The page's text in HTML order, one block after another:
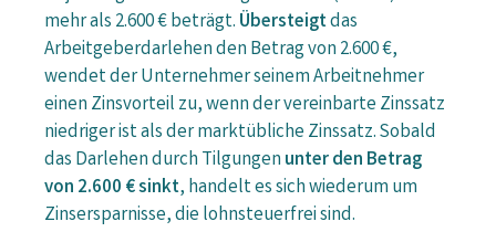
mehr als 2.600 € beträgt. Übersteigtdas
Arbeitgeberdarlehen den Betrag von 2.600 €,
wendet der Unternehmer seinem Arbeitnehmer
einen Zinsvorteil zu, wenn der vereinbarte Zinssatz
niedriger ist als der marktübliche Zinssatz. Sobald
das Darlehen durch Tilgungen unter den Betrag
von 2.600 € sinkt, handelt es sich wiederum um
Zinsersparnisse, die lohnsteuerfrei sind.